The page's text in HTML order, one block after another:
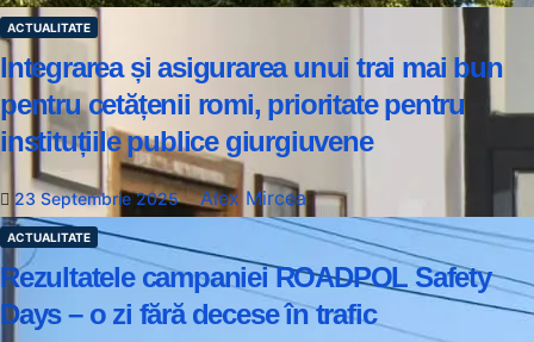
ACTUALITATE
Integrarea și asigurarea unui trai mai bun
pentru cetățenii romi, prioritate pentru
instituțiile publice giurgiuvene
23 Septembrie 2025 Alex Mircea
ACTUALITATE
Rezultatele campaniei ROADPOL Safety
Days – o zi fără decese în trafic